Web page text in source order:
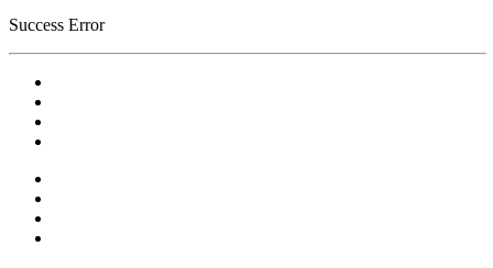
Success Error